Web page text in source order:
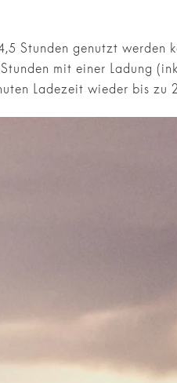
Stunden genutzt werden
mit einer Ladung
Ladezeit wieder bis zu